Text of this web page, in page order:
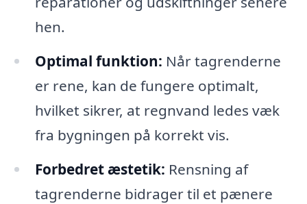
hen.
Optimal funktion: Når tagrenderne
er rene, kan de fungere optimalt,
hvilket sikrer, at regnvand ledes væk
fra bygningen på korrekt vis.
Forbedret æstetik: Rensning af
tagrenderne bidrager til et pænere